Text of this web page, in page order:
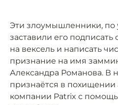
Эти злоумышленники, по
заставили его
на вексель и написать
признание на имя
Александра Романова. В
признаётся в
компании Patrix с